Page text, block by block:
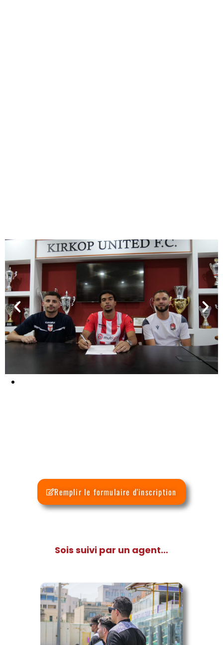
Remplir le formulaire d'inscription
Sois suivi par un agent…